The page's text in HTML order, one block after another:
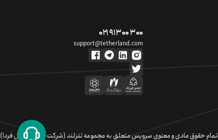
۰۲۱ ۹۱ ۳۰۰ ۳۰۰
support@tetherland.com
تمام حقوق مادی و معنوی سرویس متعلق به مجموعه تترلند (شرکت سکوی تبادل فردا)